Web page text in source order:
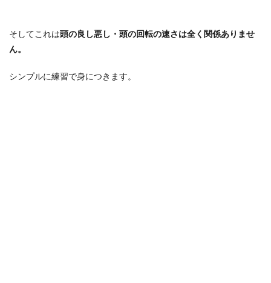
そしてこれは頭の良し悪し・頭の回転の速さは全く関係ありませ
ん。
シンプルに練習で身につきます。